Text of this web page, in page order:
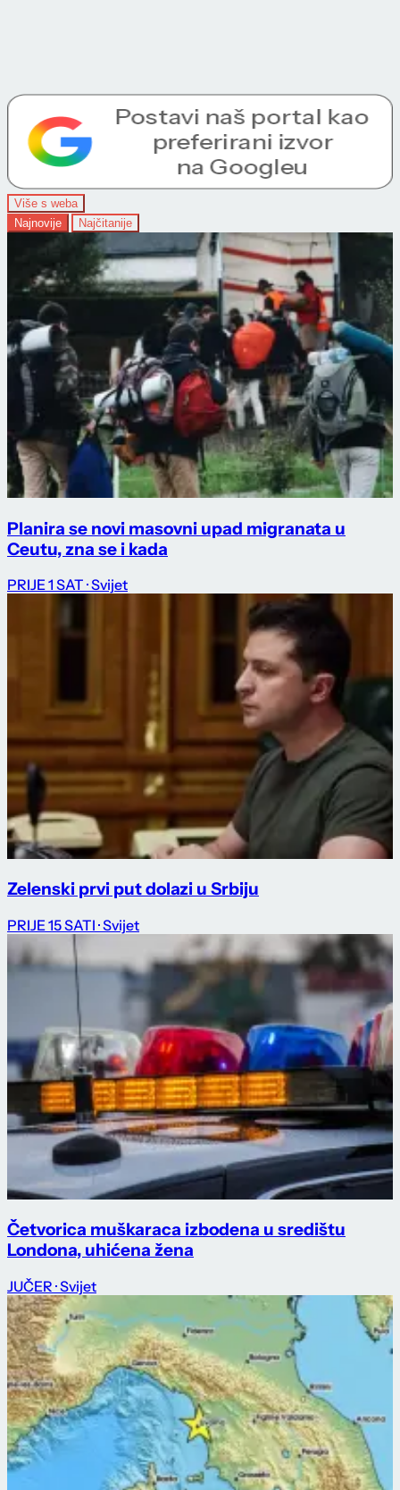
Više s weba
Najnovije
Najčitanije
Planira se novi masovni upad migranata u
Ceutu, zna se i kada
PRIJE 1 SAT · Svijet
Zelenski prvi put dolazi u Srbiju
PRIJE 15 SATI · Svijet
Četvorica muškaraca izbodena u središtu
Londona, uhićena žena
JUČER · Svijet